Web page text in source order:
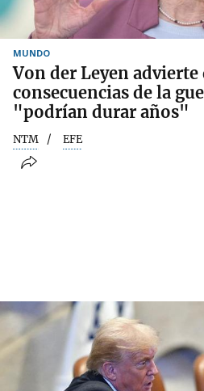
MUNDO
Von der Leyen advierte
consecuencias de la
"podrían durar años"
NTM EFE